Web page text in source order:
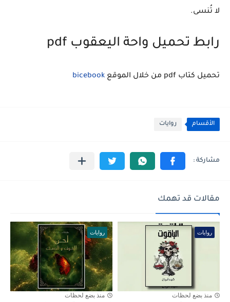
لا تُنسى.
رابط تحميل واحة اليعقوب pdf
تحميل كتاب pdf من خلال الموقع bicebook
الأقسام روايات
مقالات قد تهمك
روايات
منذ بضع لحظات
روايات
منذ بضع لحظات